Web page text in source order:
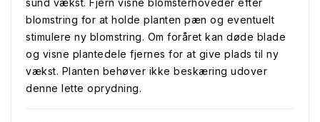
sund vækst. Fjern visne blomsterhoveder efter
blomstring for at holde planten pæn og eventuelt
stimulere ny blomstring. Om foråret kan døde blade
og visne plantedele fjernes for at give plads til ny
vækst. Planten behøver ikke beskæring udover
denne lette oprydning.